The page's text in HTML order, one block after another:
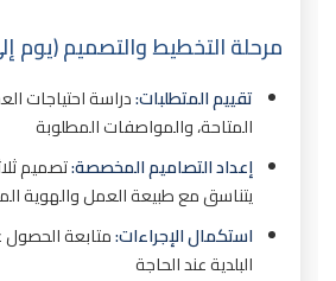
مرحلة التخطيط والتصميم (يوم
تقييم المتطلبات:دراسة احتياجات
المتاحة، والمواصفات المطلوبة
إعداد التصاميم المخصصة:تصميم
يتناسق مع طبيعة العمل والهوية
استكمال الإجراءات:متابعة
البلدية عند الحاجة